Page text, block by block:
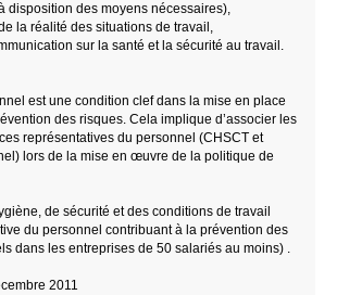
disposition des moyens nécessaires),
la réalité des situations de travail,
sur la santé et la sécurité au travail.
est une condition clef dans la mise en place
des risques. Cela implique d’associer les
représentatives du personnel (CHSCT et
lors de la mise en œuvre de la politique de
de sécurité et des conditions de travail
du personnel contribuant à la prévention des
dans les entreprises de 50 salariés au moins) .
2011